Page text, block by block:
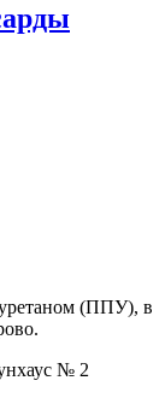
(ППУ), в
№ 2